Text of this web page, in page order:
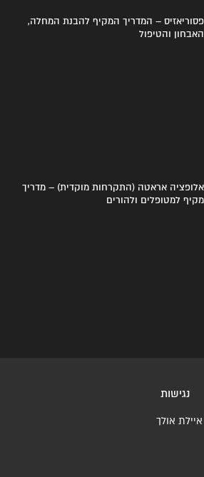
פסוריאזיס – המדריך המקיף להבנת המחלה,
האבחון והטיפול
אלופציה אראטה (התקרחות מוקדית) – מדריך
מקיף למטופלים ולהורים
אולך
נגישות